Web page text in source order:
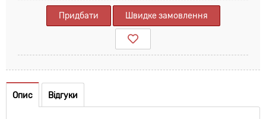
Придбати Швидке замовлення
Опис Відгуки